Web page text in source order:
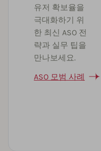
유저 확보율을
극대화하기 위
한 최신 ASO 전
략과 실무 팁을
만나보세요.
ASO 모범 사례